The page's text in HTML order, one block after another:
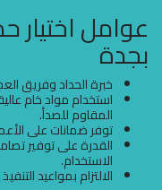
عوامل اختيار
بجدة
خبرة الحداد وفريق
استخدام مواد خام عالية
المقاوم للصدأ.
توفر ضمانات على
القدرة على توفير
الاستخدام.
الالتزام بمواعيد التنفيذ